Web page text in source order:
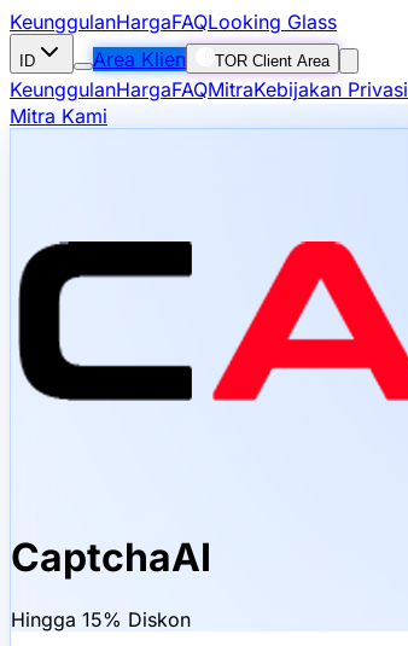
KeunggulanHargaFAQLooking Glass
ID Area Klien TOR Client Area
KeunggulanHargaFAQMitraKebijakan Privasi
Mitra Kami
CaptchaAI
Hingga 15% Diskon